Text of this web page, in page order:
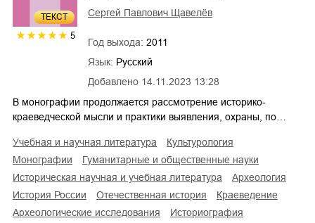
ТЕКСТ
5
Добавлено 14.11.2023 13:28
Сергей Павлович Щавелёв
Год выхода: 2011
Язык: Русский
В монографии продолжается рассмотрение историко-
краеведческой мысли и практики выявления, охраны, по…
учебная и научная литература
культурология
монографии
гуманитарные и общественные науки
историческая научная и учебная литература
археология
история России
отечественная история
краеведение
археологические исследования
историография